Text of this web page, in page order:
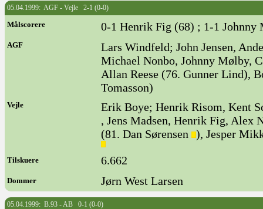
05.04.1999: AGF - Vejle 2-1 (0-0)
Målscorere 0-1 Henrik Fig (68) ; 1-1
AGF
Lars Windfeld; John Jensen,
Michael Nonbo, Johnny Mølby,
Allan Reese (76. Gunner Lind),
Tomasson)
Vejle
Erik Boye; Henrik Risom, Kent
, Jens Madsen, Henrik Fig, Alex
(81. Dan Sørensen
), Jesper
Tilskuere 6.662
Dommer Jørn West Larsen
05.04.1999: B.93 - AB 0-1 (0-0)